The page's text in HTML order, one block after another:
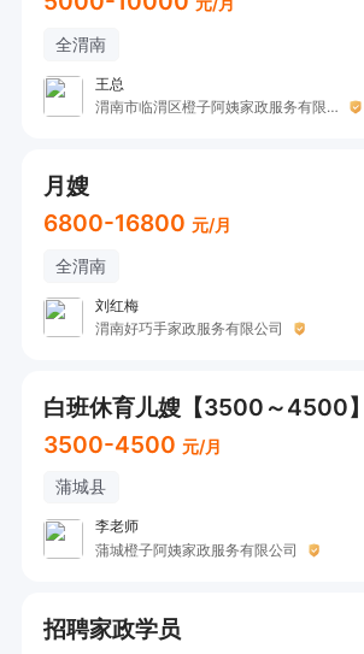
全渭南
王总
渭南市临渭区橙子阿姨家政服务有限公司
月嫂
6800-16800 元/月
全渭南
刘红梅
渭南好巧手家政服务有限公司
白班休育儿嫂【3500～4500】
3500-4500 元/月
蒲城县
李老师
蒲城橙子阿姨家政服务有限公司
招聘家政学员